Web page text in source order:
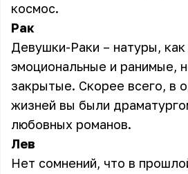
космос.
Рак
Девушки-Раки – натуры,
эмоциональные и ранимые,
закрытые. Скорее всего, в
жизней вы были
любовных романов.
Лев
Нет сомнений, что в